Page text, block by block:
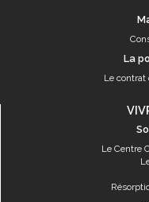
La
Le contrat
Le Centre